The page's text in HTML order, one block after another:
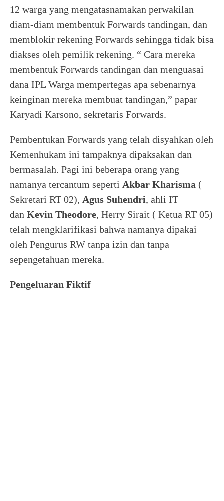
12 warga yang mengatasnamakan perwakilan
diam-diam membentuk Forwards tandingan, dan
memblokir rekening Forwards sehingga tidak bisa
diakses oleh pemilik rekening. “ Cara mereka
membentuk Forwards tandingan dan menguasai
dana IPL Warga mempertegas apa sebenarnya
keinginan mereka membuat tandingan,” papar
Karyadi Karsono, sekretaris Forwards.
Pembentukan Forwards yang telah disyahkan oleh
Kemenhukam ini tampaknya dipaksakan dan
bermasalah. Pagi ini beberapa orang yang
namanya tercantum seperti Akbar Kharisma (
Sekretari RT 02), Agus Suhendri, ahli IT
dan Kevin Theodore, Herry Sirait ( Ketua RT 05)
telah mengklarifikasi bahwa namanya dipakai
oleh Pengurus RW tanpa izin dan tanpa
sepengetahuan mereka.
Pengeluaran Fiktif